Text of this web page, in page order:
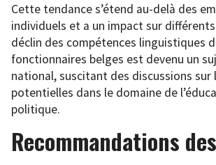
Cette tendance s’étend au-delà des
individuels et a un impact sur
déclin des compétences linguistiques
fonctionnaires belges est devenu un
national, suscitant des discussions sur
potentielles dans le domaine de
politique.
Recommandations